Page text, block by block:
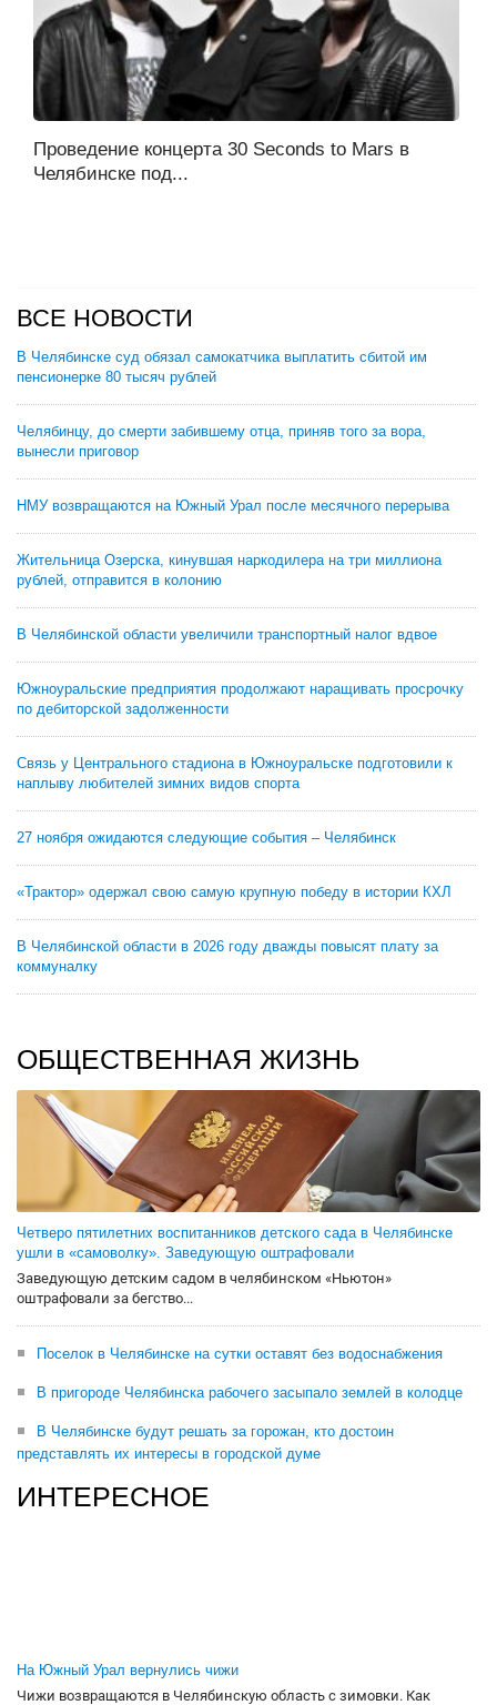
Проведение концерта 30 Seconds to Mars в
Челябинске под...
ВСЕ НОВОСТИ
В Челябинске суд обязал самокатчика выплатить сбитой им
пенсионерке 80 тысяч рублей
Челябинцу, до смерти забившему отца, приняв того за вора,
вынесли приговор
НМУ возвращаются на Южный Урал после месячного перерыва
Жительница Озерска, кинувшая наркодилера на три миллиона
рублей, отправится в колонию
В Челябинской области увеличили транспортный налог вдвое
Южноуральские предприятия продолжают наращивать просрочку
по дебиторской задолженности
Связь у Центрального стадиона в Южноуральске подготовили к
наплыву любителей зимних видов спорта
27 ноября ожидаются следующие события – Челябинск
«Трактор» одержал свою самую крупную победу в истории КХЛ
В Челябинской области в 2026 году дважды повысят плату за
коммуналку
ОБЩЕСТВЕННАЯ ЖИЗНЬ
Четверо пятилетних воспитанников детского сада в Челябинске
ушли в «самоволку». Заведующую оштрафовали
Заведующую детским садом в челябинском «Ньютон»
оштрафовали за бегство...
Поселок в Челябинске на сутки оставят без водоснабжения
В пригороде Челябинска рабочего засыпало землей в колодце
В Челябинске будут решать за горожан, кто достоин
представлять их интересы в городской думе
ИНТЕРЕСНОЕ
На Южный Урал вернулись чижи
Чижи возвращаются в Челябинскую область с зимовки. Как